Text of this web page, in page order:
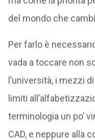
del mondo che
Per farlo è
vada a toccare non
l’università, i mezzi
limiti
terminologia un po’
CAD, e neppure alla